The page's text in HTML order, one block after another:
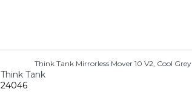
Think Tank Mirrorless Mover 10 V2, Cool Grey
Think Tank
24046